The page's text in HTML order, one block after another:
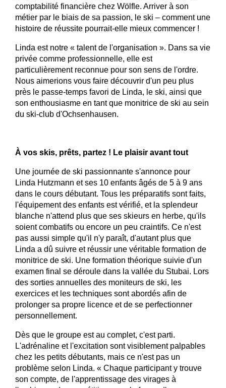
comptabilité financière chez Wölfle. Arriver à son
métier par le biais de sa passion, le ski – comment une
histoire de réussite pourrait-elle mieux commencer !
Linda est notre « talent de l'organisation ». Dans sa vie
privée comme professionnelle, elle est
particulièrement reconnue pour son sens de l'ordre.
Nous aimerions vous faire découvrir d'un peu plus
près le passe-temps favori de Linda, le ski, ainsi que
son enthousiasme en tant que monitrice de ski au sein
du ski-club d'Ochsenhausen.
À vos skis, prêts, partez ! Le plaisir avant tout
Une journée de ski passionnante s'annonce pour
Linda Hutzmann et ses 10 enfants âgés de 5 à 9 ans
dans le cours débutant. Tous les préparatifs sont faits,
l'équipement des enfants est vérifié, et la splendeur
blanche n'attend plus que ses skieurs en herbe, qu'ils
soient combatifs ou encore un peu craintifs. Ce n'est
pas aussi simple qu'il n'y paraît, d'autant plus que
Linda a dû suivre et réussir une véritable formation de
monitrice de ski. Une formation théorique suivie d'un
examen final se déroule dans la vallée du Stubai. Lors
des sorties annuelles des moniteurs de ski, les
exercices et les techniques sont abordés afin de
prolonger sa propre licence et de se perfectionner
personnellement.
Dès que le groupe est au complet, c'est parti.
L'adrénaline et l'excitation sont visiblement palpables
chez les petits débutants, mais ce n'est pas un
problème selon Linda. « Chaque participant y trouve
son compte, de l'apprentissage des virages à